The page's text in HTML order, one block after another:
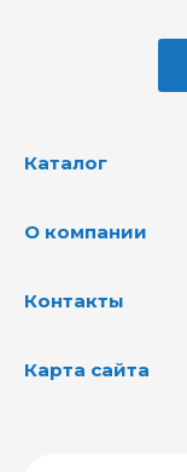
Каталог
О компании
Контакты
Карта сайта